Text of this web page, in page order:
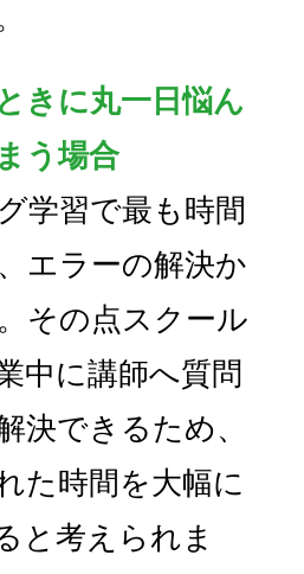
きに丸一日悩ん
う場合
学習で最も時間
エラーの解決か
その点スクール
中に講師へ質問
決できるため、
た時間を大幅に
と考えられま